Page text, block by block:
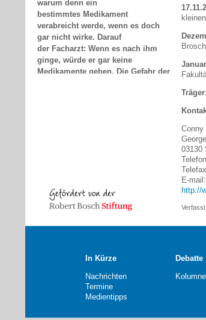
Träger:
Conny
03130
E-mail:
http://
bestimmtes Medikament
verabreicht werde, wenn es doch
gar nicht wirke. Darauf
der Facharzt: Wenn es nach ihm
ginge, würde er gar keine
Medikamente geben. Die Gefahr der
Nebenwirkungen ist viel zu hoch.
In Kürze
Nachrichten
Termine
Medientipps
Debatte
Kolumne